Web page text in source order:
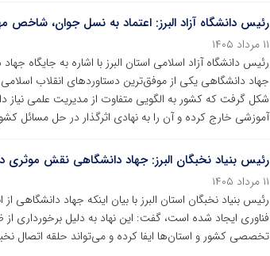
رئیس دانشگاه آزاد البرز: اعتماد به نسل جوان،
۱۱ مرداد ۱۴۰۵
رئیس دانشگاه آزاد اسلامی استان البرز با اشاره به
جهاد دانشگاهی یکی از موفق‌ترین دستاوردهای انقلاب
شکل گرفت که کشور به الگویی متفاوت از مدیریت علمی نیاز
آموزشی خارج کرده و آن را به نهادی اثرگذار در حل مسائل
رئیس بنیاد نخبگان البرز: جهاد دانشگاهی نقش
۱۱ مرداد ۱۴۰۵
رئیس بنیاد نخبگان استان البرز با بیان اینکه جهاد
فناوری ایجاد شده است، گفت: این نهاد به دلیل
تخصصی کشور و استان‌ها ایفا کرده و می‌تواند حلقه اتصال